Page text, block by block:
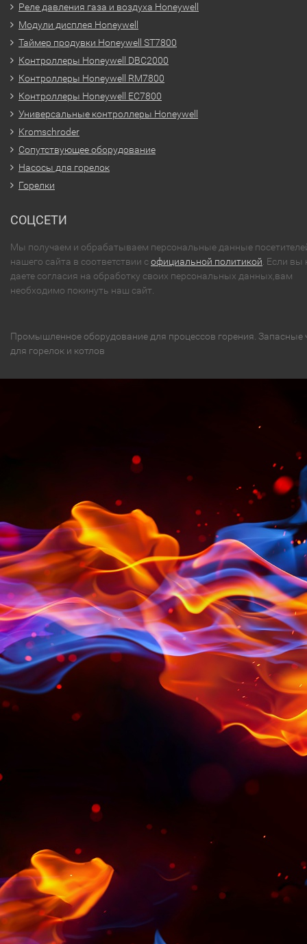
Реле давления газа и воздуха Honeywell
Модули дисплея Honeywell
Таймер продувки Honeywell ST7800
Контроллеры Honeywell DBC2000
Контроллеры Honeywell RM7800
Контроллеры Honeywell EC7800
Универсальные контроллеры Honeywell
Kromschroder
Сопутствующее оборудование
Насосы для горелок
Горелки
СОЦСЕТИ
Мы получаем и обрабатываем персональные данные
нашего сайта в соответствии софициальной политикой . Если вы
даете согласия на обработку своих персональных данных,вам
необходимо покинуть наш сайт.
Промышленное оборудование для процессов горения. Запасные
для горелок и котлов